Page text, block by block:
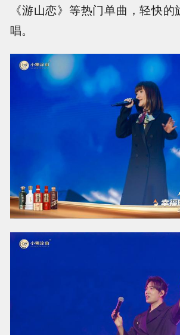
《游山恋》等热门单曲，轻快
唱。